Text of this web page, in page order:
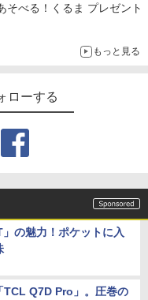
そべる！くるま プレゼント
もっと見る
ローする
の魅力！ポケットに入
TCL Q7D Pro」。圧巻の